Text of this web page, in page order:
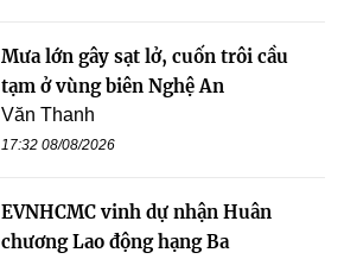
Mưa lớn gây sạt lở, cuốn trôi cầu
tạm ở vùng biên Nghệ An
Văn Thanh
17:32 08/08/2026
EVNHCMC vinh dự nhận Huân
chương Lao động hạng Ba